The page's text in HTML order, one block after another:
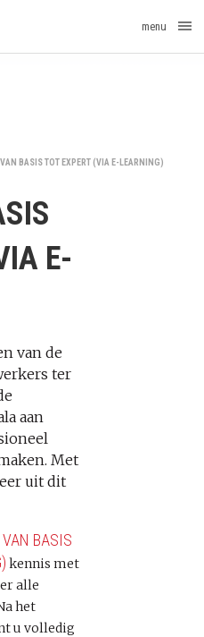
menu
BASIS TOT EXPERT (VIA E-LEARNING)
E-
van de
ter
aan
Met
uit dit
VAN BASIS
kennis met
alle
het
u volledig